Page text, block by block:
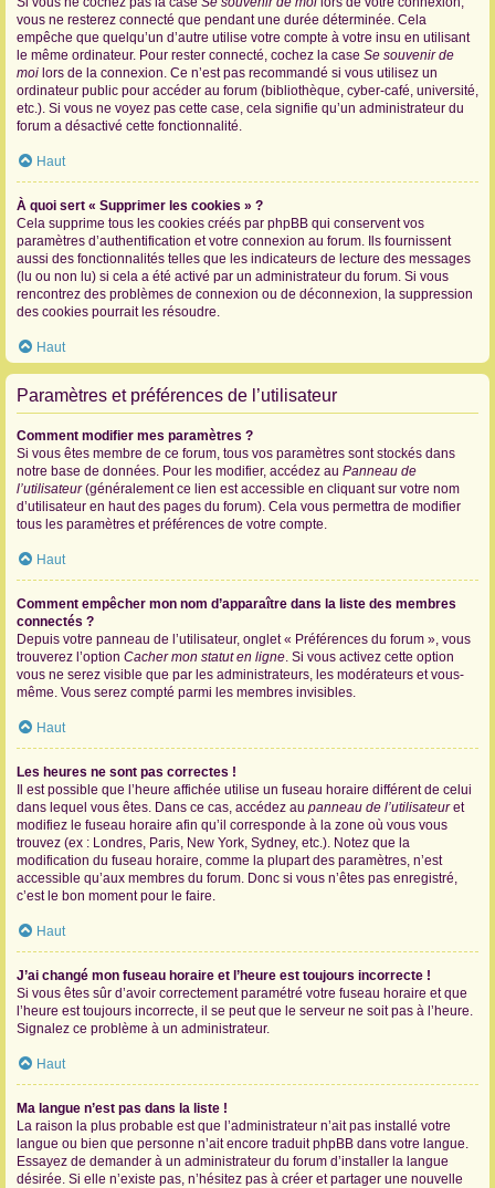
vous ne resterez connecté que pendant une durée déterminée. Cela
empêche que quelqu’un d’autre utilise votre compte à votre insu en utilisant
le même ordinateur. Pour rester connecté, cochez la case Se souvenir de
moi lors de la connexion. Ce n’est pas recommandé si vous utilisez un
ordinateur public pour accéder au forum (bibliothèque, cyber-café, université,
etc.). Si vous ne voyez pas cette case, cela signifie qu’un administrateur du
forum a désactivé cette fonctionnalité.
Haut
À quoi sert « Supprimer les cookies » ?
Cela supprime tous les cookies créés par phpBB qui conservent vos
paramètres d’authentification et votre connexion au forum. Ils fournissent
aussi des fonctionnalités telles que les indicateurs de lecture des messages
(lu ou non lu) si cela a été activé par un administrateur du forum. Si vous
rencontrez des problèmes de connexion ou de déconnexion, la suppression
des cookies pourrait les résoudre.
Haut
Paramètres et préférences de l’utilisateur
Comment modifier mes paramètres ?
Si vous êtes membre de ce forum, tous vos paramètres sont stockés dans
notre base de données. Pour les modifier, accédez au Panneau de
l’utilisateur(généralement ce lien est accessible en cliquant sur votre nom
d’utilisateur en haut des pages du forum). Cela vous permettra de modifier
tous les paramètres et préférences de votre compte.
Haut
Comment empêcher mon nom d’apparaître dans la liste des membres
connectés ?
Depuis votre panneau de l’utilisateur, onglet « Préférences du forum », vous
trouverez l’option Cacher mon statut en ligne. Si vous activez cette option
vous ne serez visible que par les administrateurs, les modérateurs et vous-
même. Vous serez compté parmi les membres invisibles.
Haut
Les heures ne sont pas correctes !
Il est possible que l’heure affichée utilise un fuseau horaire différent de celui
dans lequel vous êtes. Dans ce cas, accédez au panneau de l’utilisateuret
modifiez le fuseau horaire afin qu’il corresponde à la zone où vous vous
trouvez (ex : Londres, Paris, New York, Sydney, etc.). Notez que la
modification du fuseau horaire, comme la plupart des paramètres, n’est
accessible qu’aux membres du forum. Donc si vous n’êtes pas enregistré,
c’est le bon moment pour le faire.
Haut
J’ai changé mon fuseau horaire et l’heure est toujours incorrecte !
Si vous êtes sûr d’avoir correctement paramétré votre fuseau horaire et que
l’heure est toujours incorrecte, il se peut que le serveur ne soit pas à l’heure.
Signalez ce problème à un administrateur.
Haut
Ma langue n’est pas dans la liste !
La raison la plus probable est que l’administrateur n’ait pas installé votre
langue ou bien que personne n’ait encore traduit phpBB dans votre langue.
Essayez de demander à un administrateur du forum d’installer la langue
désirée. Si elle n’existe pas, n’hésitez pas à créer et partager une nouvelle